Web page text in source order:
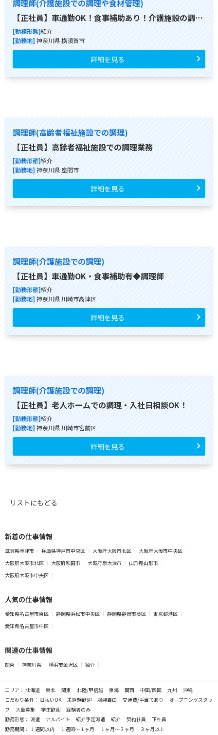
調理師(介護施設での調理や食材管理)
【正社員】車通勤OK！食事補助あり！介護施設の調…
[勤務形態]紹介
[勤務地] 神奈川県 横須賀市
詳細を見る
調理師(高齢者福祉施設での調理)
【正社員】高齢者福祉施設での調理業務
[勤務形態]紹介
[勤務地] 神奈川県 座間市
詳細を見る
調理師(介護施設での調理)
【正社員】車通勤OK・食事補助有◆調理師
[勤務形態]紹介
[勤務地] 神奈川県 川崎市高津区
詳細を見る
調理師(介護施設での調理)
【正社員】老人ホームでの調理・入社日相談OK！
[勤務形態]紹介
[勤務地] 神奈川県 川崎市宮前区
詳細を見る
リストにもどる
新着の仕事情報
滋賀県草津市 兵庫県神戸市中央区 大阪府大阪市北区
大阪府大阪市中央区
大阪府大阪市北区
大阪府吹田市 大阪府泉大津市
山形県山形市
大阪府大阪市中央区
人気の仕事情報
愛知県名古屋市東区 静岡県浜松市中央区 静岡県静岡市葵区
東京都港区
愛知県名古屋市中区
関連の仕事情報
関東 神奈川県 横浜市金沢区 紹介
エリア： 北海道 東北 関東 北陸/甲信越 東海 関西 中国/四国 九州
沖縄
こだわり条件： 日払いOK 未経験歓迎 服装自由 交通費/手当てあり
オープニングスタッ
フ
大量募集 学生歓迎
経験者のみ
勤務形態： 派遣 アルバイト 紹介予定派遣 紹介 契約社員
正社員
勤務期間： １週間以内 １週間～１ヶ月 １ヶ月～３ヶ月
３ヶ月以上